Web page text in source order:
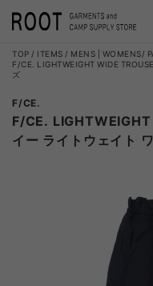
TOP ITEMS MENS WOMENS
F/CE. LIGHTWEIGHT WIDE
ズ
F/CE.
F/CE.
イー ライトウェイト